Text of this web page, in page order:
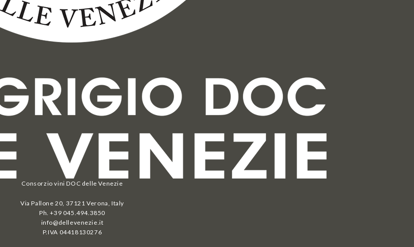
Consorzio vini DOC delle Venezie
Via Pallone 20, 37121 Verona, Italy
Ph. +39 045.494.3850
info@dellevenezie.it
P.IVA 04418130276